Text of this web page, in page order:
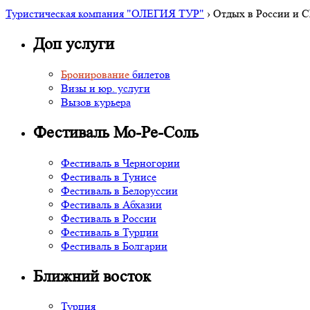
Туристическая компания "ОЛЕГИЯ ТУР" › Отдых в России и
Доп услуги
Бронирование билетов
Визы и юр. услуги
Вызов курьера
Фестиваль Мо-Ре-Соль
Фестиваль в Черногории
Фестиваль в Тунисе
Фестиваль в Белоруссии
Фестиваль в Абхазии
Фестиваль в России
Фестиваль в Турции
Фестиваль в Болгарии
Ближний восток
Турция